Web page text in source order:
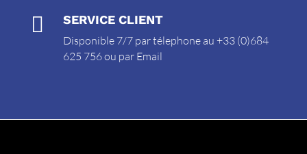
 SERVICE CLIENT
Disponible 7/7 par télephone au +33 (0)684
625 756 ou par Email